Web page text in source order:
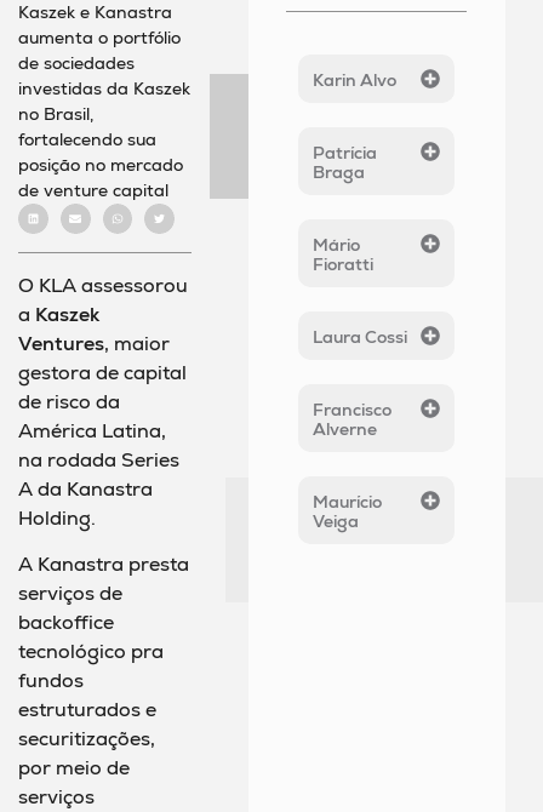
Kaszek e Kanastra
aumenta o portfólio
de sociedades
investidas da Kaszek
no Brasil,
fortalecendo sua
posição no mercado
de venture capital
O KLA assessorou
a Kaszek
Ventures, maior
gestora de capital
de risco da
América Latina,
na rodada Series
A da Kanastra
Holding.
A Kanastra presta
serviços de
backoffice
tecnológico pra
fundos
estruturados e
securitizações,
por meio de
serviços
Karin Alvo
Patrícia
Braga
Mário
Fioratti
Laura Cossi
Francisco
Alverne
Maurício
Veiga